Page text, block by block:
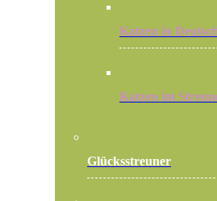
Katzen in
Katzen im
Glücksstreuner